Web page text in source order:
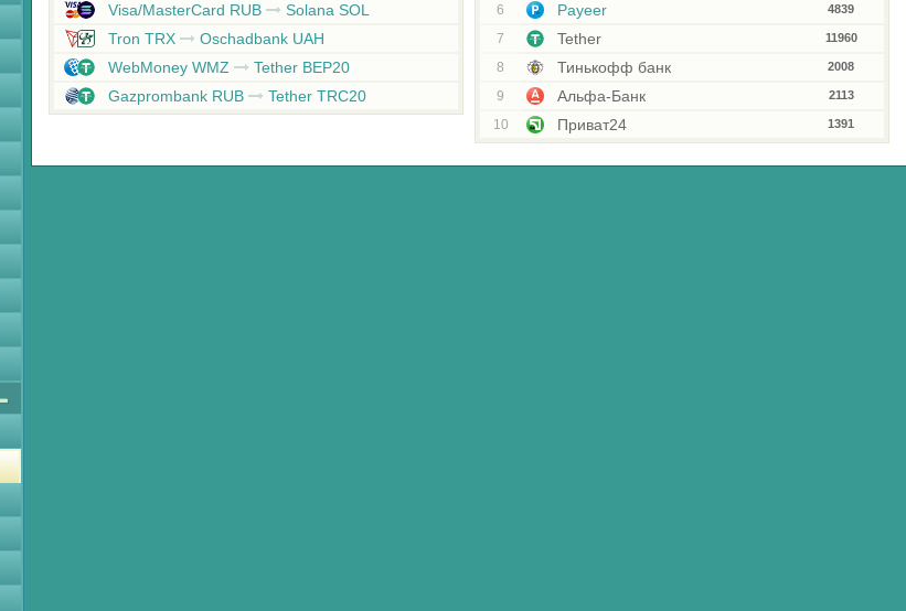
Visa/MasterCard RUB
Solana SOL
Tron TRX
Oschadbank UAH
WebMoney WMZ
Tether BEP20
Gazprombank RUB
Tether TRC20
6 Payeer 4839
7 Tether 11960
8 Тинькофф банк 2008
9 Альфа-Банк 2113
10 Приват24 1391